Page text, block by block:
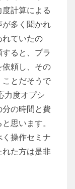
計算による
多く聞かれ
れていたの
ると、プラ
依頼し、その
とだそうで
力度オプシ
分の時間と費
思います。
操作セミナ
た方は是非